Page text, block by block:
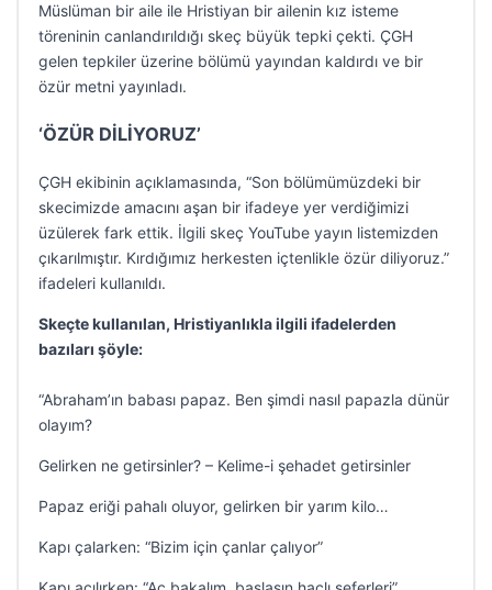
Müslüman bir aile ile Hristiyan bir ailenin kız isteme
töreninin canlandırıldığı skeç büyük tepki çekti. ÇGH
gelen tepkiler üzerine bölümü yayından kaldırdı ve bir
özür metni yayınladı.
‘ÖZÜR DİLİYORUZ’
ÇGH ekibinin açıklamasında, “Son bölümümüzdeki bir
skecimizde amacını aşan bir ifadeye yer verdiğimizi
üzülerek fark ettik. İlgili skeç YouTube yayın listemizden
çıkarılmıştır. Kırdığımız herkesten içtenlikle özür diliyoruz.”
ifadeleri kullanıldı.
Skeçte kullanılan, Hristiyanlıkla ilgili ifadelerden
bazıları şöyle:
“Abraham’ın babası papaz. Ben şimdi nasıl papazla dünür
olayım?
Gelirken ne getirsinler? – Kelime-i şehadet getirsinler
Papaz eriği pahalı oluyor, gelirken bir yarım kilo…
Kapı çalarken: “Bizim için çanlar çalıyor”